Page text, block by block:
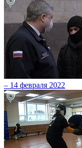
– 14 февраля 2022